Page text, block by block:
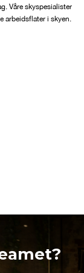
Våre skyspesialister
arbeidsflater i skyen.